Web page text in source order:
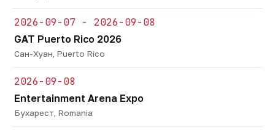
2026-09-07 - 2026-09-08
GAT Puerto Rico 2026
Сан-Хуан, Puerto Rico
2026-09-08
Entertainment Arena Expo
Бухарест, Romania